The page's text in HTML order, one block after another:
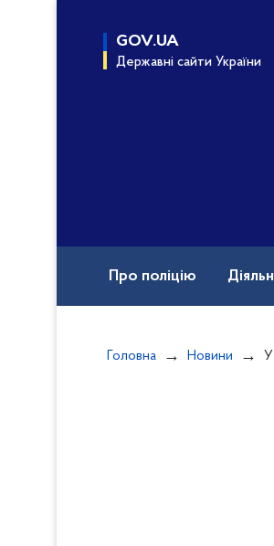
GOV.UA
Державні сайти України
Про поліцію
Головна Новини У